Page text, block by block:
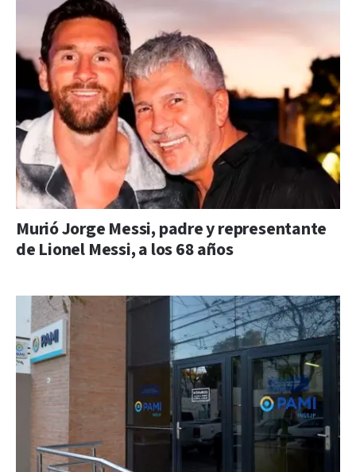
Murió Jorge Messi, padre y representante
de Lionel Messi, a los 68 años